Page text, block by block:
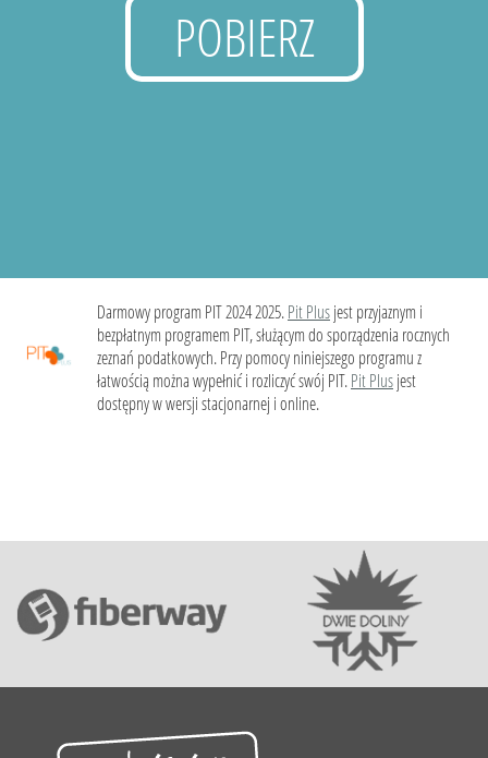
POBIERZ
Darmowy program PIT 2024 2025.Pit Plusjest przyjaznym i
bezpłatnym programem PIT, służącym do sporządzenia rocznych
zeznań podatkowych. Przy pomocy niniejszego programu z
łatwością można wypełnić i rozliczyć swój PIT.Pit Plusjest
dostępny w wersji stacjonarnej i online.